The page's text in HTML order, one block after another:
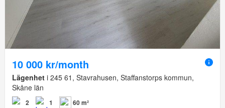
10 000 kr/month
Lägenhet i 245 61, Stavrahusen, Staffanstorps kommun,
Skåne län
2 1 60 m²